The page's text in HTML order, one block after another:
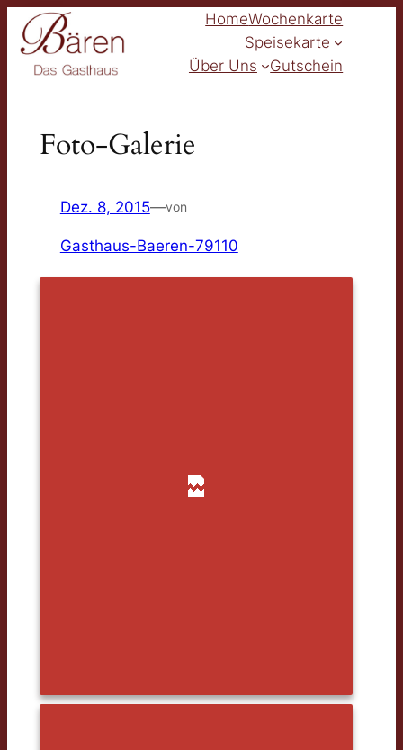
Zum
Inhalt
springen
HomeWochenkarte
Speisekarte
Über Uns
Gutschein
Foto-Galerie
Dez. 8, 2015—von
Gasthaus-Baeren-79110